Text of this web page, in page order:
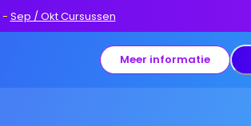
- Sep / Okt Cursussen
Meer informatie